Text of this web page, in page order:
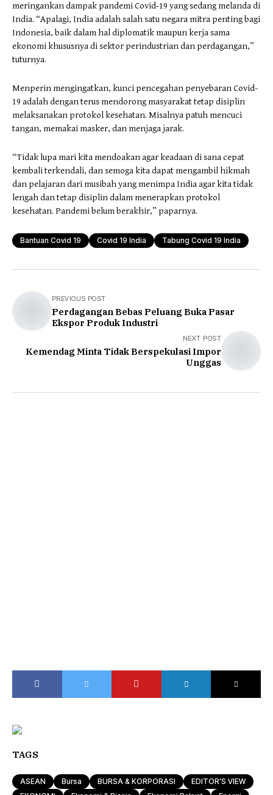
meringankan dampak pandemi Covid-19 yang sedang melanda di
India. “Apalagi, India adalah salah satu negara mitra penting bagi
Indonesia, baik dalam hal diplomatik maupun kerja sama
ekonomi khususnya di sektor perindustrian dan perdagangan,”
tuturnya.
Menperin mengingatkan, kunci pencegahan penyebaran Covid-
19 adalah dengan terus mendorong masyarakat tetap disiplin
melaksanakan protokol kesehatan. Misalnya patuh mencuci
tangan, memakai masker, dan menjaga jarak.
“Tidak lupa mari kita mendoakan agar keadaan di sana cepat
kembali terkendali, dan semoga kita dapat mengambil hikmah
dan pelajaran dari musibah yang menimpa India agar kita tidak
lengah dan tetap disiplin dalam menerapkan protokol
kesehatan. Pandemi belum berakhir,” paparnya.
Bantuan Covid 19 Covid 19 India Tabung Covid 19 India
PREVIOUS POST
Perdagangan Bebas Peluang Buka Pasar
Ekspor Produk Industri
NEXT POST
Kemendag Minta Tidak Berspekulasi Impor
Unggas
TAGS
ASEAN Bursa BURSA & KORPORASI
EDITOR'S VIEW